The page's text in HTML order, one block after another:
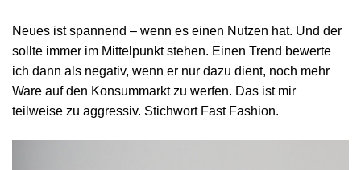
Neues ist spannend – wenn es einen Nutzen hat. Und der
sollte immer im Mittelpunkt stehen. Einen Trend bewerte
ich dann als negativ, wenn er nur dazu dient, noch mehr
Ware auf den Konsummarkt zu werfen. Das ist mir
teilweise zu aggressiv. Stichwort Fast Fashion.